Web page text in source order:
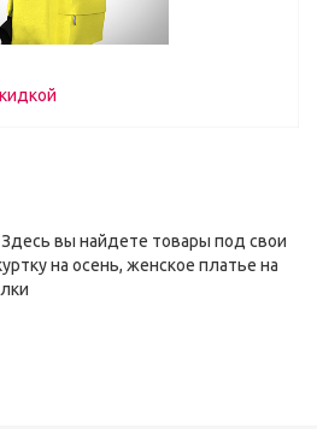
вы найдете товары под свои
на осень, женское платье на